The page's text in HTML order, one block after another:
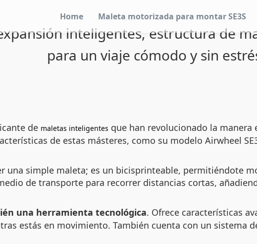
Home Maleta motorizada para montar SE3S
inteligentes, estructura de
para un viaje cómodo y sin
de maletas inteligentes que han revolucionado la manera
de estas másteres, como su modelo Airwheel
una simple maleta; es un bicisprinteable, permitiéndote
de transporte para recorrer distancias cortas,
una herramienta tecnológica. Ofrece características
estás en movimiento. También cuenta con un sistema